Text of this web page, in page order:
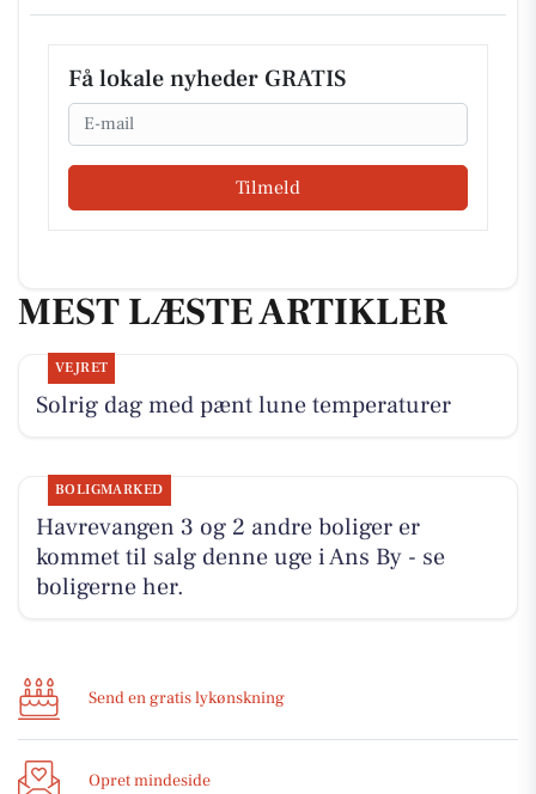
Få lokale nyheder GRATIS
Email
Tilmeld
MEST LÆSTE ARTIKLER
VEJRET
Solrig dag med pænt lune temperaturer
BOLIGMARKED
Havrevangen 3 og 2 andre boliger er
kommet til salg denne uge i Ans By - se
boligerne her.
Send en gratis lykønskning
Opret mindeside